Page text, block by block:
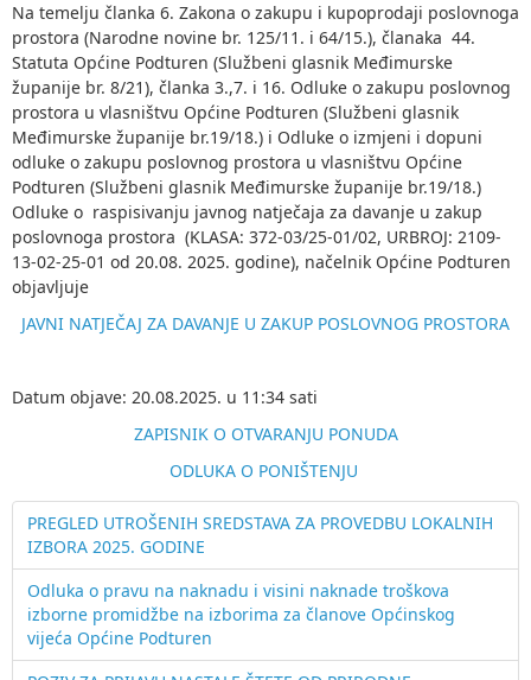
Na temelju članka 6. Zakona o zakupu i kupoprodaji poslovnoga
prostora (Narodne novine br. 125/11. i 64/15.), članaka 44.
Statuta Općine Podturen (Službeni glasnik Međimurske
županije br. 8/21), članka 3.,7. i 16. Odluke o zakupu poslovnog
prostora u vlasništvu Općine Podturen (Službeni glasnik
Međimurske županije br.19/18.) i Odluke o izmjeni i dopuni
odluke o zakupu poslovnog prostora u vlasništvu Općine
Podturen (Službeni glasnik Međimurske županije br.19/18.)
Odluke o raspisivanju javnog natječaja za davanje u zakup
poslovnoga prostora (KLASA: 372-03/25-01/02, URBROJ: 2109-
13-02-25-01 od 20.08. 2025. godine), načelnik Općine Podturen
objavljuje
JAVNI NATJEČAJ ZA DAVANJE U ZAKUP POSLOVNOG PROSTORA
Datum objave: 20.08.2025. u 11:34 sati
ZAPISNIK O OTVARANJU PONUDA
ODLUKA O PONIŠTENJU
PREGLED UTROŠENIH SREDSTAVA ZA PROVEDBU LOKALNIH
IZBORA 2025. GODINE
Odluka o pravu na naknadu i visini naknade troškova
izborne promidžbe na izborima za članove Općinskog
vijeća Općine Podturen